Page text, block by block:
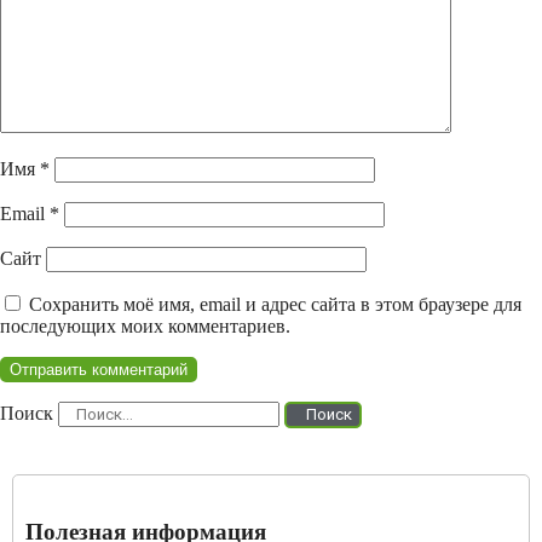
Имя *
Email *
Сайт
Сохранить моё имя, email и адрес сайта в этом браузере для
последующих моих комментариев.
Поиск Поиск
Полезная информация